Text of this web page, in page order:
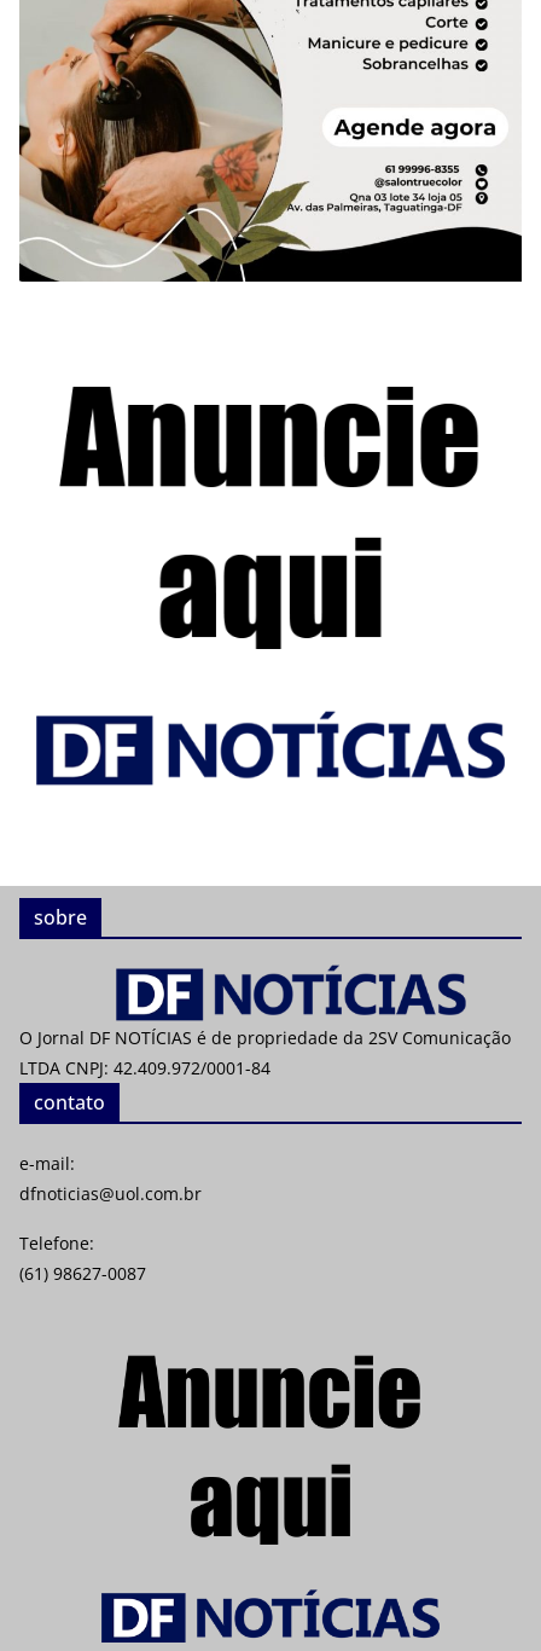
sobre
O Jornal DF NOTÍCIAS é de propriedade da 2SV Comunicação
LTDA CNPJ: 42.409.972/0001-84
contato
e-mail:
dfnoticias@uol.com.br
Telefone:
(61) 98627-0087